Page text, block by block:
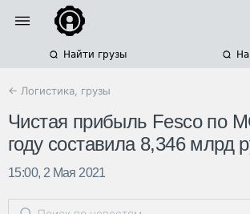
Найти грузы
← Логистика, грузы
Чистая прибыль Fesco по
году составила 8,346 млрд
15:00, 2 Мая 2021